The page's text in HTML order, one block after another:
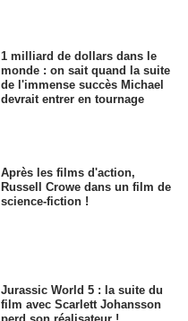
1 milliard de dollars dans le
monde : on sait quand la suite
de l'immense succès Michael
devrait entrer en tournage
Après les films d'action,
Russell Crowe dans un film de
science-fiction !
Jurassic World 5 : la suite du
film avec Scarlett Johansson